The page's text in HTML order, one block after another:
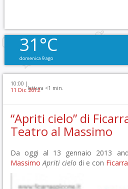
31°C
domenica 9 ago
10:00 |
lettura <1 min.
11 Dic 2012
“Apriti cielo” di
Teatro al Massimo
Da oggi al 13 gennaio 2013
Massimo Apriti cielo di e con